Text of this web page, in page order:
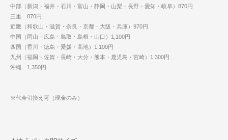
中部（新潟・福井・石川・富山・静岡・山梨・長野・愛知・岐阜）870円
三重 870円
近畿（和歌山・滋賀・奈良・京都・大阪・兵庫）970円
中国（岡山・広島・鳥取・島根・山口）1,100円
四国（香川・徳島・愛媛・高地）1,100円
九州（福岡・佐賀・長崎・大分・熊本・鹿児島・宮崎）1,300円
沖縄 1,350円
※代金引換え可（現金のみ）